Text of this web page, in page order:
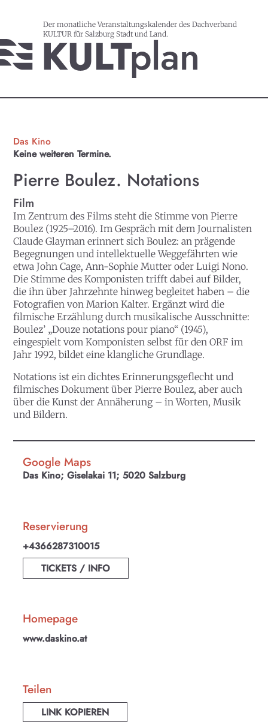
Der monatliche Veranstaltungskalender des Dachverband
KULTUR für Salzburg Stadt und Land.
Das Kino
Keine weiteren Termine.
Pierre Boulez. Notations
Film
Im Zentrum des Films steht die Stimme von Pierre
Boulez (1925–2016). Im Gespräch mit dem Journalisten
Claude Glayman erinnert sich Boulez: an prägende
Begegnungen und intellektuelle Weggefährten wie
etwa John Cage, Ann-Sophie Mutter oder Luigi Nono.
Die Stimme des Komponisten trifft dabei auf Bilder,
die ihn über Jahrzehnte hinweg begleitet haben – die
Fotografien von Marion Kalter. Ergänzt wird die
filmische Erzählung durch musikalische Ausschnitte:
Boulez’ „Douze notations pour piano“ (1945),
eingespielt vom Komponisten selbst für den ORF im
Jahr 1992, bildet eine klangliche Grundlage.
Notations ist ein dichtes Erinnerungsgeflecht und
filmisches Dokument über Pierre Boulez, aber auch
über die Kunst der Annäherung – in Worten, Musik
und Bildern.
Google Maps
Das Kino; Giselakai 11; 5020 Salzburg
Reservierung
+4366287310015
TICKETS / INFO
Homepage
www.daskino.at
Teilen
LINK KOPIEREN